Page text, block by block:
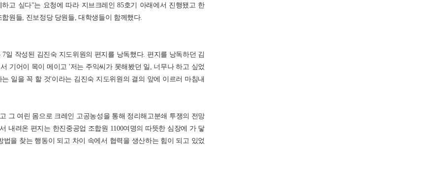
고 싶다"는 요청에 따라 지브크레인 85호기 아래에서 진행됐고 한
원들, 진보정당 당원들, 대학생들이 함께했다.
일 작성된 김진숙 지도위원의 편지를 낭독했다. 편지를 낭독하던 김
기어이 목이 메이고 '저는 주익씨가 못해봤던 일, 너무나 하고 싶었
일을 꼭 할 것'이라는 김진숙 지도위원의 결의 앞에 이르러 마침내
그 여린 몸으로 크레인 고공농성을 통해 정리해고분쇄 투쟁의 전망
내려온 편지는 한진중공업 조합원 1100여명의 따뜻한 심장에 가 닿
을 찾는 행동이 되고 차이 속에서 협력을 생산하는 힘이 되고 있었